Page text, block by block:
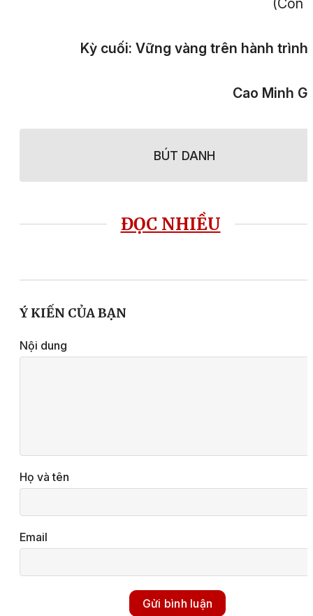
(Còn
Kỳ cuối: Vững vàng trên hành trình
Cao Minh
BÚT DANH
ĐỌC NHIỀU
Ý KIẾN CỦA BẠN
Nội dung
Họ và tên
Email
Gửi bình luận